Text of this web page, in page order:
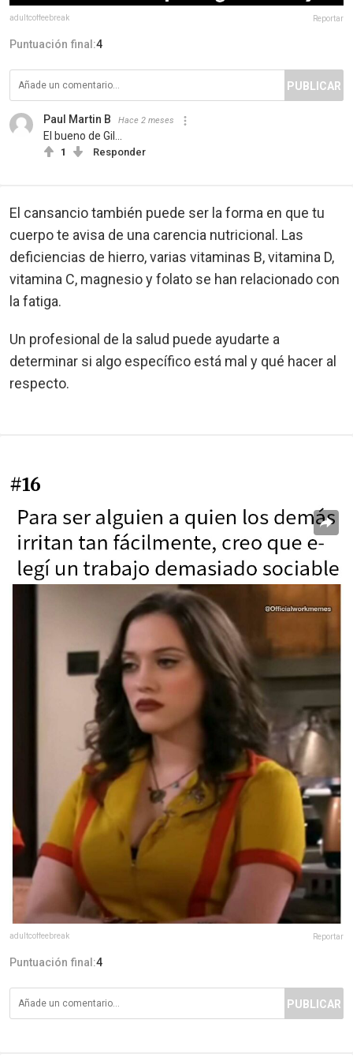
adultcoffeebreak Reportar
Puntuación final:4
PUBLICAR
Paul Martin B Hace 2 meses
El bueno de Gil...
1 Responder
El cansancio también puede ser la forma en que tu
cuerpo te avisa de una carencia nutricional. Las
deficiencias de hierro, varias vitaminas B, vitamina D,
vitamina C, magnesio y folato se han relacionado con
la fatiga.
Un profesional de la salud puede ayudarte a
determinar si algo específico está mal y qué hacer al
respecto.
#16
adultcoffeebreak Reportar
Puntuación final:4
PUBLICAR